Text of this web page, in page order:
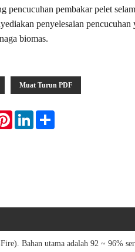
pencucuhan pembakar pelet
penyelesaian pencucuhan
biomas.
Muat Turun PDF
PinterestLinkedInShare
Bahan utama adalah 92 ~ 96%